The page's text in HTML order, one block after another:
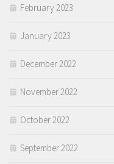
February 2023
January 2023
December 2022
November 2022
October 2022
September 2022